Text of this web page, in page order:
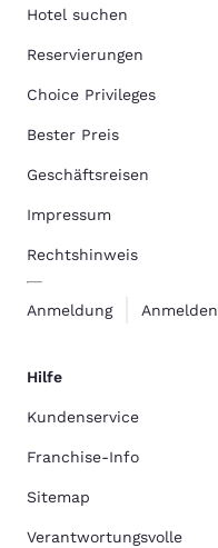
Hotel suchen
Reservierungen
Choice Privileges
Bester Preis
Geschäftsreisen
Impressum
Rechtshinweis
Anmeldung Anmelden
Hilfe
Kundenservice
Franchise-Info
Sitemap
Verantwortungsvolle